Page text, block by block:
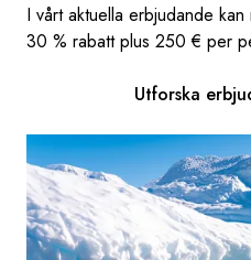
I vårt aktuella erbjudande
30 % rabatt plus 250 € per
Utforska